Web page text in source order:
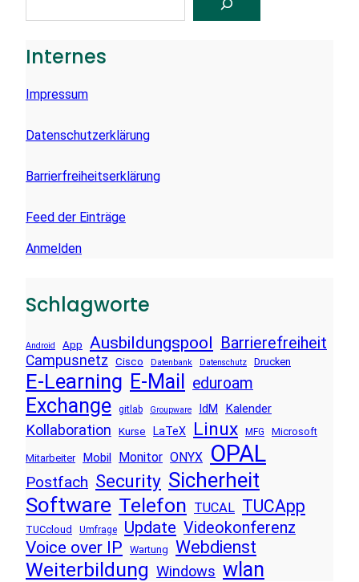
C
Internes
Impressum
Datenschutzerklärung
Barrierfreiheitserklärung
Feed der Einträge
Anmelden
Schlagworte
Android App Ausbildungspool Barrierefreiheit
Campusnetz Cisco Datenbank Datenschutz Drucken
E-Learning E-Mail eduroam
Exchange gitlab Groupware IdM Kalender
Kollaboration Kurse LaTeX Linux MFG Microsoft
Mitarbeiter Mobil Monitor ONYX OPAL
Postfach Security Sicherheit
Software Telefon TUCAL TUCApp
TUCcloud Umfrage Update Videokonferenz
Voice over IP Wartung Webdienst
Weiterbildung Windows wlan